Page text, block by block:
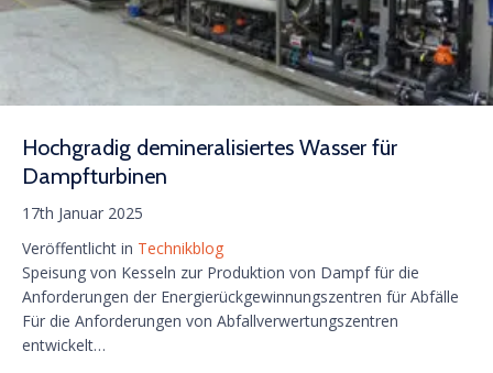
Hochgradig demineralisiertes Wasser für
Dampfturbinen
17th Januar 2025
Veröffentlicht in Technikblog
Speisung von Kesseln zur Produktion von Dampf für die
Anforderungen der Energierückgewinnungszentren für Abfälle
Für die Anforderungen von Abfallverwertungszentren
entwickelt…